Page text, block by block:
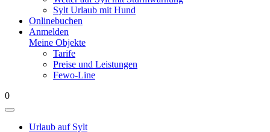
Sylt Urlaub mit Hund
Onlinebuchen
Anmelden
Meine Objekte
Tarife
Preise und Leistungen
Fewo-Line
0
Urlaub auf Sylt